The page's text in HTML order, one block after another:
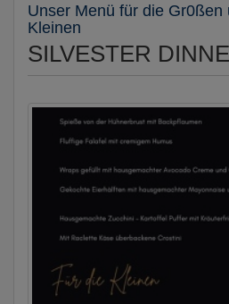
Unser Menü für die Gr0ßen
Kleinen
SILVESTER